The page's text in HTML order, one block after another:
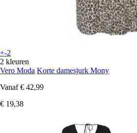
+-2
2 kleuren
Vero Moda Korte damesjurk Mony
Vanaf € 42,99
€ 19,38